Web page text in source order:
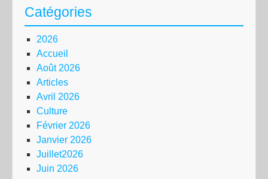
Catégories
2026
Accueil
Août 2026
Articles
Avril 2026
Culture
Février 2026
Janvier 2026
Juillet2026
Juin 2026